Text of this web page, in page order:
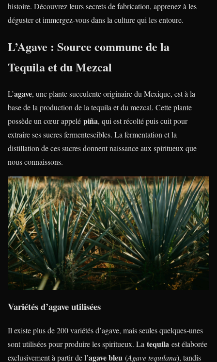
histoire. Découvrez leurs secrets de fabrication, apprenez à les
déguster et immergez-vous dans la culture qui les entoure.
L’Agave : Source commune de la
Tequila et du Mezcal
L’agave, une plante succulente originaire du Mexique, est à la
base de la production de la tequila et du mezcal. Cette plante
possède un cœur appelé piña, qui est récolté puis cuit pour
extraire ses sucres fermentescibles. La fermentation et la
distillation de ces sucres donnent naissance aux spiritueux que
nous connaissons.
Variétés d’agave utilisées
Il existe plus de 200 variétés d’agave, mais seules quelques-unes
sont utilisées pour produire les spiritueux. La tequila est élaborée
exclusivement à partir de l’agave bleu (Agave tequilana), tandis